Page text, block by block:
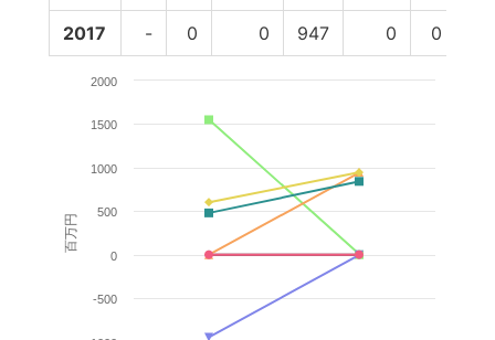
2017 - 0 0 947 0 0
百万円
-500
0
500
1000
1500
2000